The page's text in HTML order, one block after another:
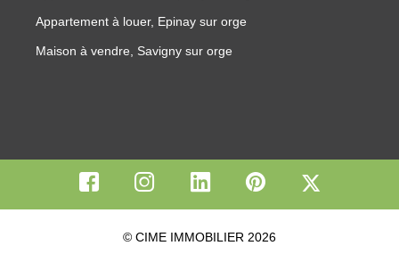
Appartement à louer, Epinay sur orge
Maison à vendre, Savigny sur orge
© CIME IMMOBILIER 2026